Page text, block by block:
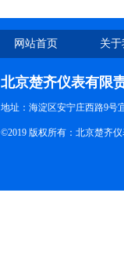
网站首页 关
北京楚齐仪表有限
地址：海淀区安宁庄西路9号
©2019 版权所有：北京楚齐